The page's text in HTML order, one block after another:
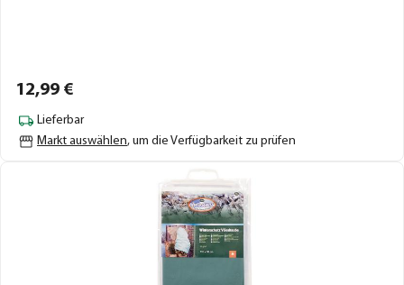
12,99 €
Lieferbar
Markt auswählen, um die Verfügbarkeit zu prüfen